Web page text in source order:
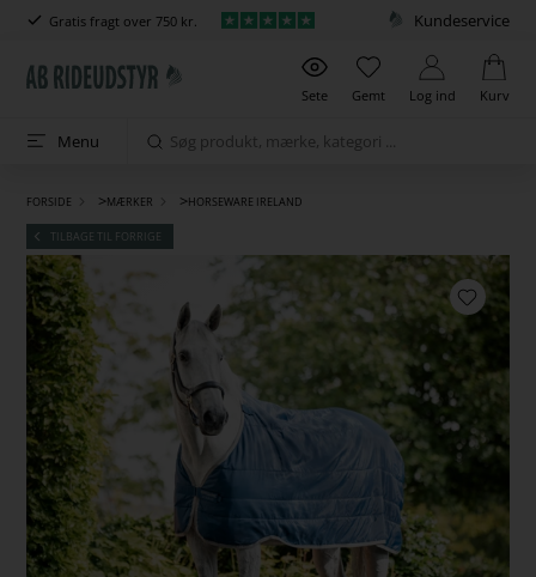
Gratis fragt over 750 kr. Kundeservice
Sete Gemt Log ind Kurv
Menu
FORSIDE >MÆRKER >HORSEWARE IRELAND
TILBAGE TIL FORRIGE